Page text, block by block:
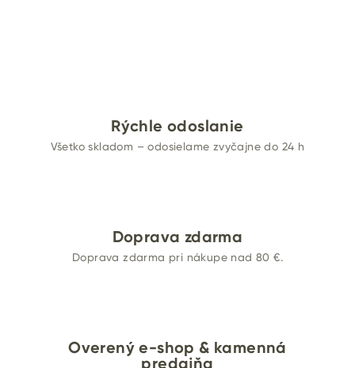
Rýchle odoslanie
Všetko skladom – odosielame zvyčajne do 24 h
Doprava zdarma
Doprava zdarma pri nákupe nad 80 €.
Overený e-shop & kamenná
predajňa